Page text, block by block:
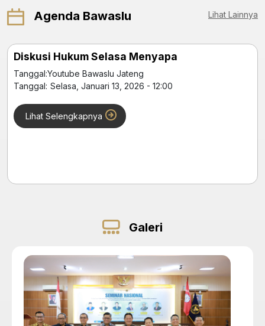
Agenda Bawaslu
Diskusi Hukum Selasa Menyapa
Tanggal:Youtube Bawaslu Jateng
Tanggal: Selasa, Januari 13, 2026 - 12:00
Lihat Selengkapnya
Lihat Lainnya
Galeri